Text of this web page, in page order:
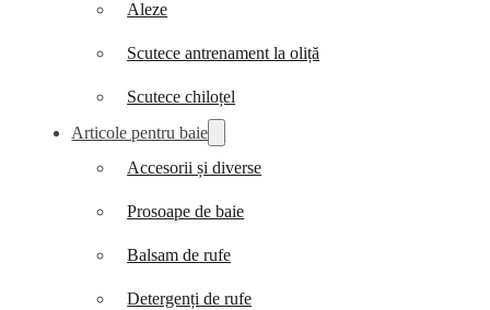
Aleze
Scutece antrenament la oliță
Scutece chiloțel
Articole pentru baie
Accesorii și diverse
Prosoape de baie
Balsam de rufe
Detergenți de rufe